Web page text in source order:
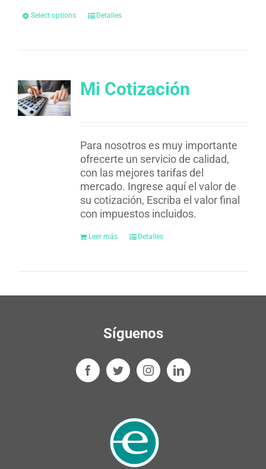
Select options Detalles
Mi Cotización
Para nosotros es muy importante
ofrecerte un servicio de calidad,
con las mejores tarifas del
mercado. Ingrese aquí el valor de
su cotización, Escriba el valor final
con impuestos incluidos.
Leer más Detalles
Síguenos